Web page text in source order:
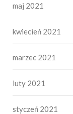
maj 2021
kwiecień 2021
marzec 2021
luty 2021
styczeń 2021